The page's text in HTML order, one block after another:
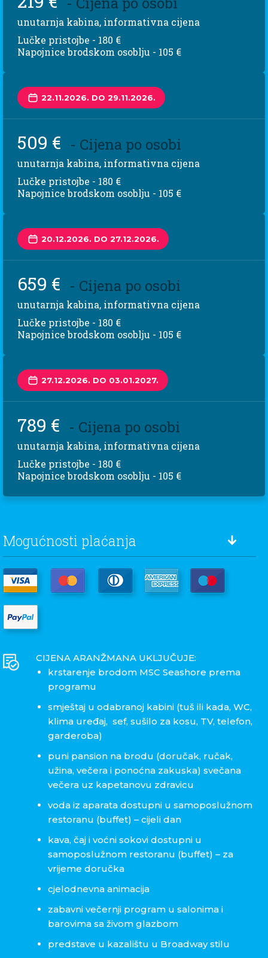
unutarnja kabina, informativna cijena
Lučke pristojbe - 180 €
Napojnice brodskom osoblju - 105 €
22.11.2026. DO 29.11.2026.
509 € - Cijena po osobi
unutarnja kabina, informativna cijena
Lučke pristojbe - 180 €
Napojnice brodskom osoblju - 105 €
20.12.2026. DO 27.12.2026.
659 € - Cijena po osobi
unutarnja kabina, informativna cijena
Lučke pristojbe - 180 €
Napojnice brodskom osoblju - 105 €
27.12.2026. DO 03.01.2027.
789 € - Cijena po osobi
unutarnja kabina, informativna cijena
Lučke pristojbe - 180 €
Napojnice brodskom osoblju - 105 €
Mogućnosti plaćanja
CIJENA ARANŽMANA UKLJUČUJE:
krstarenje brodom MSC Seashore prema
programu
smještaj u odabranoj kabini (tuš ili kada, WC,
klima uređaj, sef, sušilo za kosu, TV, telefon,
garderoba)
puni pansion na brodu (doručak, ručak,
užina, večera i ponoćna zakuska) svečana
večera uz kapetanovu zdravicu
voda iz aparata dostupni u samoposlužnom
restoranu (buffet) – cijeli dan
kava, čaj i voćni sokovi dostupni u
samoposlužnom restoranu (buffet) – za
vrijeme doručka
cjelodnevna animacija
zabavni večernji program u salonima i
barovima sa živom glazbom
predstave u kazalištu u Broadway stilu